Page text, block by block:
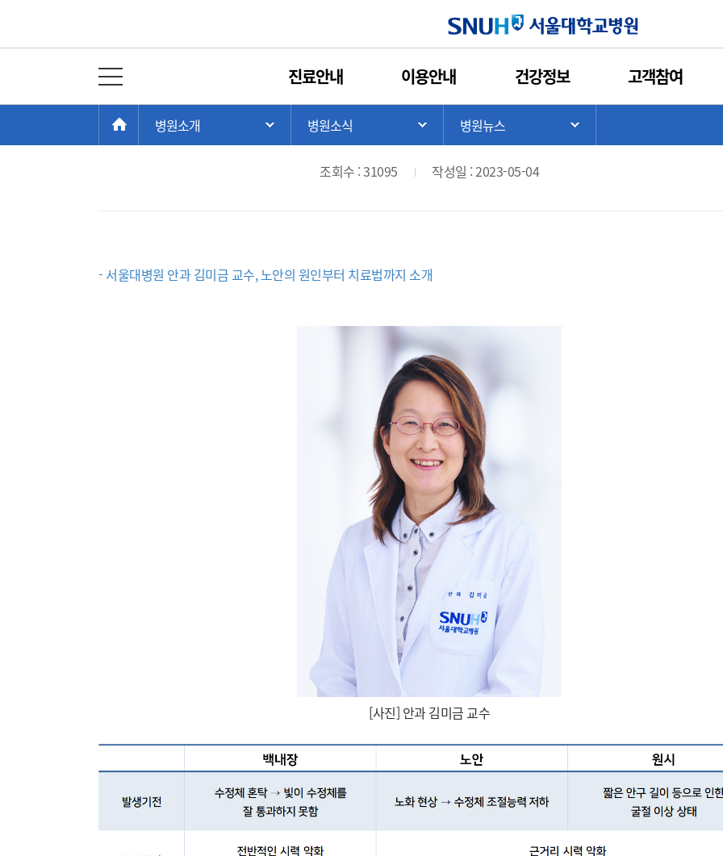
진료안내 이용안내 건강정보 고객참여
HOME
병원소개 주 메뉴 목록 열기
병원소식 서브 메뉴 목록 열기
병원뉴스
[SNUH 건강정보] 노안·백내장·원시의 공통점과 차이점
조회수 : 31095 작성일 : 2023-05-04
- 서울대병원 안과 김미금 교수, 노안의 원인부터 치료법까지 소개
[사진] 안과 김미금 교수